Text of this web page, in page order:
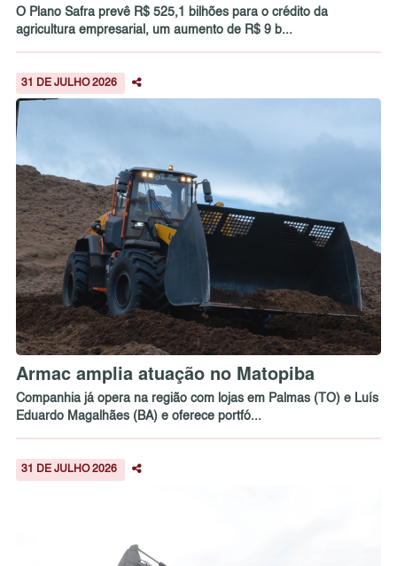
O Plano Safra prevê R$ 525,1 bilhões para o crédito da
agricultura empresarial, um aumento de R$ 9 b...
31 DE JULHO 2026
Armac amplia atuação no Matopiba
Companhia já opera na região com lojas em Palmas (TO) e Luís
Eduardo Magalhães (BA) e oferece portfó...
31 DE JULHO 2026